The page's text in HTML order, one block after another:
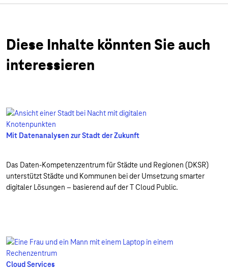
Diese Inhalte könnten Sie auch
interessieren
Mit Datenanalysen zur Stadt der Zukunft
Das Daten-Kompetenzzentrum für Städte und Regionen (DKSR)
unterstützt Städte und Kommunen bei der Umsetzung smarter
digitaler Lösungen – basierend auf der T Cloud Public.
Cloud Services